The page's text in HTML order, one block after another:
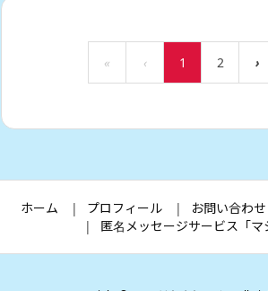
« ‹ 1 2 ›
ホーム プロフィール お問い合わせ
匿名メッセージサービス「マ